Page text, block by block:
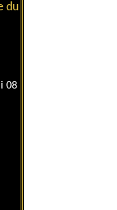
du
08